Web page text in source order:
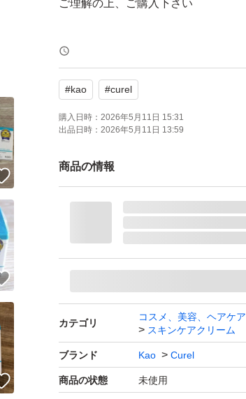
ご理解の上、ご購入下さい
よろしくお願いいたします。
#kao #curel
購入日時： 2026年5月11日 15:31
出品日時： 2026年5月11日 13:59
商品の情報
カテゴリ
コスメ、美容、ヘアケア
スキンケアクリーム
ブランド Kao Curel
商品の状態 未使用
いいね！
いいね！